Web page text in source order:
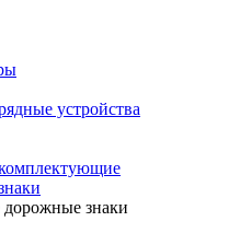
устройства
знаки